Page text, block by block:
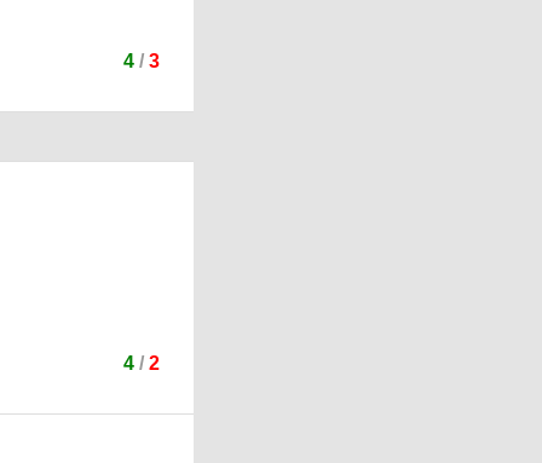
4/ 3
4/ 2